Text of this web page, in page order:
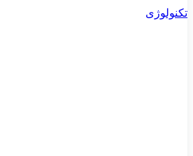
تکنولوژی